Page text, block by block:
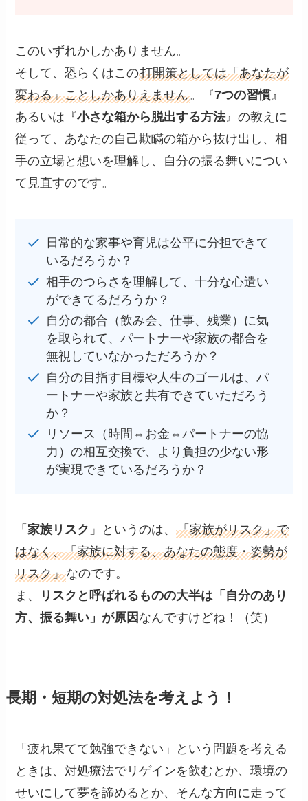
このいずれかしかありません。
そして、恐らくはこの打開策としては「あなたが
変わる」ことしかありえません。『7つの習慣』
あるいは『小さな箱から脱出する方法』の教えに
従って、あなたの自己欺瞞の箱から抜け出し、相
手の立場と想いを理解し、自分の振る舞いについ
て見直すのです。
日常的な家事や育児は公平に分担できて
いるだろうか？
相手のつらさを理解して、十分な心遣い
ができてるだろうか？
自分の都合（飲み会、仕事、残業）に気
を取られて、パートナーや家族の都合を
無視していなかっただろうか？
自分の目指す目標や人生のゴールは、パ
ートナーや家族と共有できていただろう
か？
リソース（時間⇔お金⇔パートナーの協
力）の相互交換で、より負担の少ない形
が実現できているだろうか？
「家族リスク 」というのは、「家族がリスク」で
はなく、「家族に対する、あなたの態度・姿勢が
リスク」なのです。
ま、
リスクと呼ばれるものの大半は「自分のあり
方、振る舞い」が原因 なんですけどね！（笑）
長期・短期の対処法を考えよう！
「疲れ果てて勉強できない」という問題を考える
ときは、対処療法でリゲインを飲むとか、環境の
せいにして夢を諦めるとか、そんな方向に走って